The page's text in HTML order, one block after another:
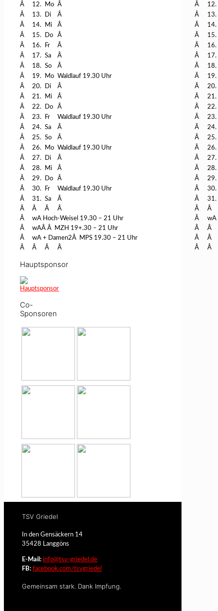
Â
12. Mo Â Â
12.
Â
13. Di Â Â
13.
Â
14. Mi Â Â
14.
Â
15. Do Â Â
15.
Â
16. Fr Â Â
16.
Â
17. Sa Â Â
17.
Â
18. So Â Â
18.
Â
19. Mo Waldlauf 19.30 Uhr Â
19.
Â
20. Di Â Â
20.
Â
21. Mi Â Â
21.
Â
22. Do Â Â
22.
Â
23. Fr Waldlauf 19.30 Uhr Â
23.
Â
24. Sa Â Â
24.
Â
25. So Â Â
25.
Â
26. Mo Waldlauf 19.30 Uhr Â
26.
Â
27. Di Â Â
27.
Â
28. Mi Â Â
28.
Â
29. Do Â Â
29.
Â
30. Fr Waldlauf 19.30 Uhr Â
30.
Â
31. Sa Â Â
31.
Â
Â Â Â Â
Â
Â
wA Hoch-Weisel 19.30 – 21 Uhr Â
wA
Â
wAÂ Â MZH 19+.30 – 21 Uhr Â
Â
Â
wA + Damen2Â MPS 19.30 – 21 Uhr Â
Â
Â
Â Â Â Â Â
Hauptsponsor
Co-
Sponsoren
TSV Griedel
In den Gensäckern 14
35428 Langgöns
E-Mail: info@tsv-griedel.de
FB: facebook.com/tsvgriedel
Gemeinsam stark. Dank Impfung.